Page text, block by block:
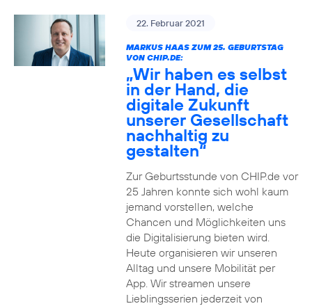
22. Februar 2021
MARKUS HAAS ZUM 25. GEBURTSTAG
VON CHIP.DE:
„Wir haben es selbst
in der Hand, die
digitale Zukunft
unserer Gesellschaft
nachhaltig zu
gestalten“
Zur Geburtsstunde von CHIP.de vor
25 Jahren konnte sich wohl kaum
jemand vorstellen, welche
Chancen und Möglichkeiten uns
die Digitalisierung bieten wird.
Heute organisieren wir unseren
Alltag und unsere Mobilität per
App. Wir streamen unsere
Lieblingsserien jederzeit von